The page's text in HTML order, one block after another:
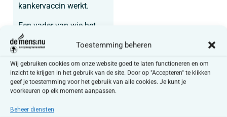
Toestemming beheren
Wij gebruiken cookies om onze website goed te laten functioneren en om
inzicht te krijgen in het gebruik van de site. Door op "Accepteren" te klikken
geef je toestemming voor het gebruik van alle cookies. Je kunt je
voorkeuren op elk moment aanpassen.
Beheer diensten
kankervaccin werkt.
Een vader van wie het
dochtertje in een
pleeggezin opgroeit,
vertelt over hun moeilijke
maar inmiddels
hoopvolle traject. Moreel
en in de gevangenissen